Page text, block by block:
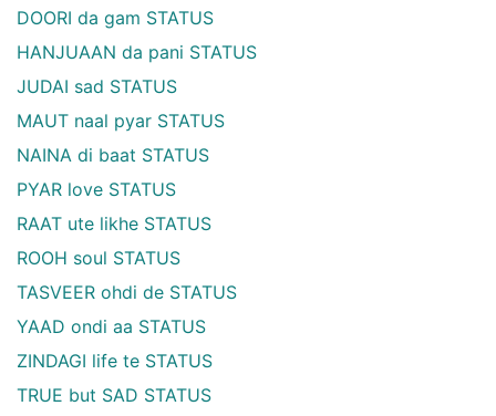
DOORI da gam STATUS
HANJUAAN da pani STATUS
JUDAI sad STATUS
MAUT naal pyar STATUS
NAINA di baat STATUS
PYAR love STATUS
RAAT ute likhe STATUS
ROOH soul STATUS
TASVEER ohdi de STATUS
YAAD ondi aa STATUS
ZINDAGI life te STATUS
TRUE but SAD STATUS